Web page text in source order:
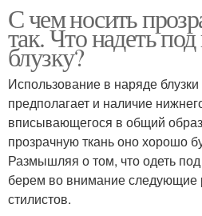
С чем носить
так. Что надеть
блузку?
Использование в наряде
предполагает и наличие
вписывающегося в общий
прозрачную ткань оно хорошо
Размышляя о том, что одеть
берем во внимание следующие
стилистов.